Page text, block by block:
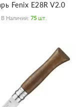
Fenix E28R V2.0
В Наличии: 75 Шт.